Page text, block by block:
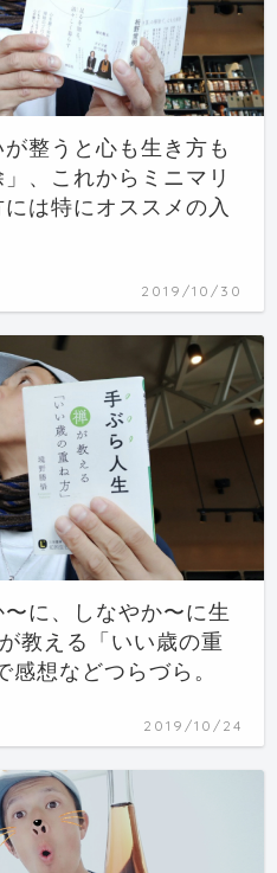
が整うと心も生き方も
、これからミニマリ
は特にオススメの入
2019/10/30
〜に、しなやか〜に生
教える「いい歳の重
感想などつらづら。
2019/10/24